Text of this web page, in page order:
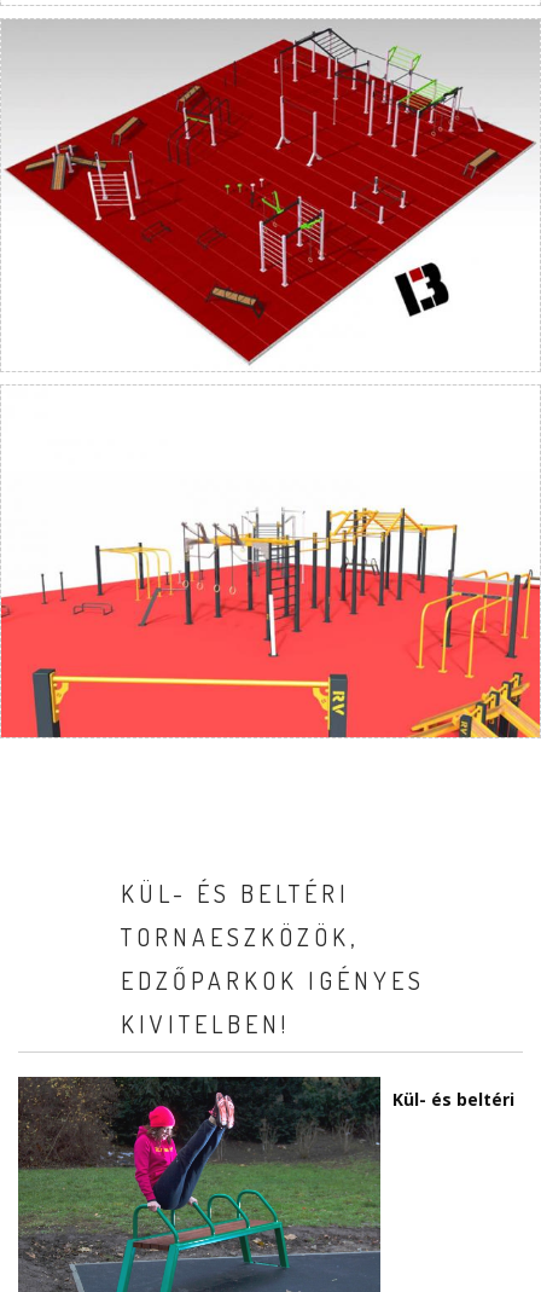
KÜL- ÉS BELTÉRI
TORNAESZKÖZÖK,
EDZŐPARKOK IGÉNYES
KIVITELBEN!
Kül- és beltéri